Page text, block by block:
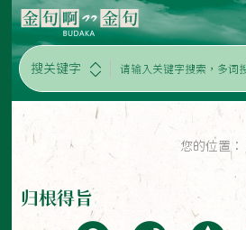
搜关键字
您的位置：
归根得旨